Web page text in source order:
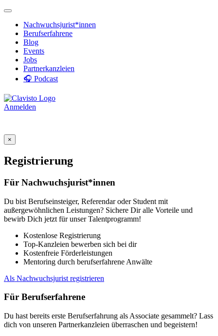
Nachwuchsjurist*innen
Berufserfahrene
Blog
Events
Jobs
Partnerkanzleien
🎧 Podcast
Anmelden
×
Registrierung
Für Nachwuchsjurist*innen
Du bist Berufseinsteiger, Referendar oder Student mit
außergewöhnlichen Leistungen? Sichere Dir alle Vorteile und
bewirb Dich jetzt für unser Talentprogramm!
Kostenlose Registrierung
Top-Kanzleien bewerben sich bei dir
Kostenfreie Förderleistungen
Mentoring durch berufserfahrene Anwälte
Als Nachwuchsjurist registrieren
Für Berufserfahrene
Du hast bereits erste Berufserfahrung als Associate gesammelt? Lass
dich von unseren Partnerkanzleien überraschen und begeistern!